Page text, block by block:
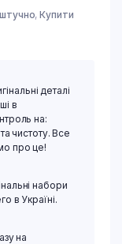
,Купити
деталі
в
на:
чистоту. Все
про це!
набори
в Україні.
на